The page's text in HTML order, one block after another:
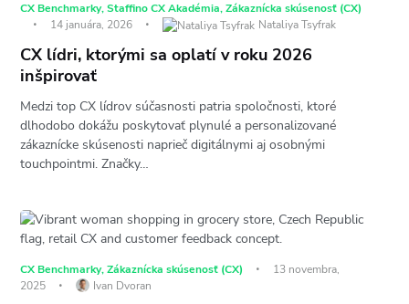
CX Benchmarky,Staffino CX Akadémia,Zákaznícka skúsenosť (CX)
14 januára, 2026
Nataliya Tsyfrak
CX lídri, ktorými sa oplatí v roku 2026
inšpirovať
Medzi top CX lídrov súčasnosti patria spoločnosti, ktoré
dlhodobo dokážu poskytovať plynulé a personalizované
zákaznícke skúsenosti naprieč digitálnymi aj osobnými
touchpointmi. Značky…
CX Benchmarky,Zákaznícka skúsenosť (CX)
13 novembra,
2025
Ivan Dvoran